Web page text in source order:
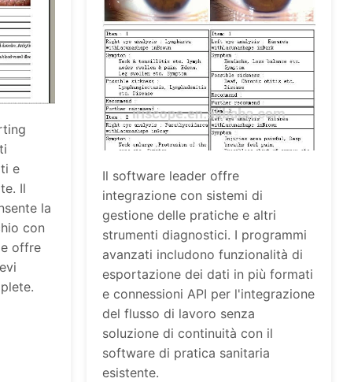
e
Il
la
con
offre
Il software leader offre
integrazione con sistemi di
gestione delle pratiche e altri
strumenti diagnostici. I programmi
avanzati includono funzionalità di
esportazione dei dati in più formati
e connessioni API per l'integrazione
del flusso di lavoro senza
soluzione di continuità con il
software di pratica sanitaria
esistente.